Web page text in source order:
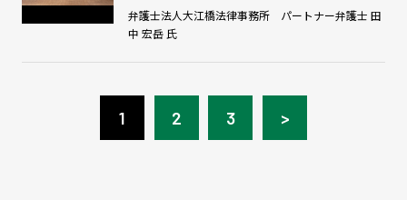
弁護士法人大江橋法律事務所 パートナー弁護士 田
中 宏岳 氏
1 2 3 >